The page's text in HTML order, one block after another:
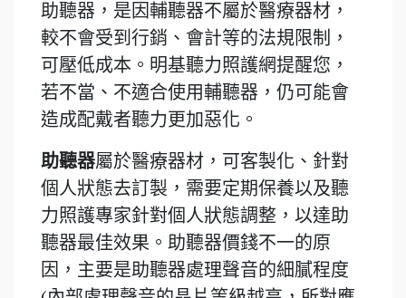
助聽器，是因輔聽器不屬於醫療器材，
較不會受到行銷、會計等的法規限制，
可壓低成本。明基聽力照護網提醒您，
若不當、不適合使用輔聽器，仍可能會
造成配戴者聽力更加惡化。
助聽器屬於醫療器材，可客製化、針對
個人狀態去訂製，需要定期保養以及聽
力照護專家針對個人狀態調整，以達助
聽器最佳效果。助聽器價錢不一的原
因，主要是助聽器處理聲音的細膩程度